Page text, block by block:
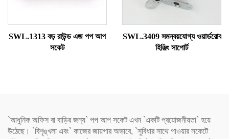
SWL.1313 বড় রাউন্ড এজ পপ আপ
সকেট
SWL.3409 সমন্বয়যোগ্য ওয়ার্ডরোব
হিঞ্জিং সাপোর্ট
`আধুনিক অফিস বা বাড়ির জন্য` পপ আপ সকেট এখন `একটি প্রয়োজনীয়তা` হয়ে
উঠেছে। `বিশৃঙ্খলা এবং` কাজের জায়গার অভাবে, `সুবিধার সাথে পাওয়ার সকেটে